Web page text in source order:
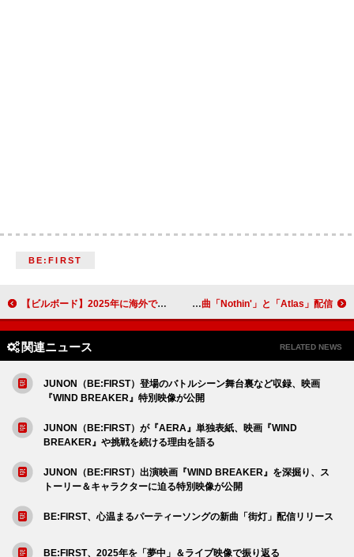
BE:FIRST
【ビルボード】2025年に海外で最も聴かれた日本の楽曲はCreepy Nuts「オトノケ」 米津玄師が怒涛の追い上げでトップ10入り（コメントあり） ガンズ・アンド・ローゼズ、約2年ぶりの新曲「Nothin'」と「Atlas」配信
関連ニュース RELATED NEWS
JUNON（BE:FIRST）登場のバトルシーン舞台裏など収録、映画
『WIND BREAKER』特別映像が公開
JUNON（BE:FIRST）が『AERA』単独表紙、映画『WIND
BREAKER』や挑戦を続ける理由を語る
JUNON（BE:FIRST）出演映画『WIND BREAKER』を深掘り、ス
トーリー＆キャラクターに迫る特別映像が公開
BE:FIRST、心温まるパーティーソングの新曲「街灯」配信リリース
BE:FIRST、2025年を「夢中」＆ライブ映像で振り返る